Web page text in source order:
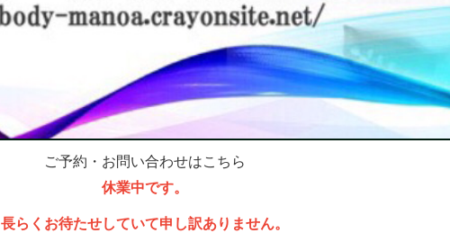
ご予約・お問い合わせはこちら
休業中です。
長らくお待たせしていて申し訳ありません。